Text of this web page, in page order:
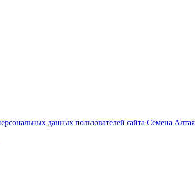
данных пользователей сайта Семена Алтая